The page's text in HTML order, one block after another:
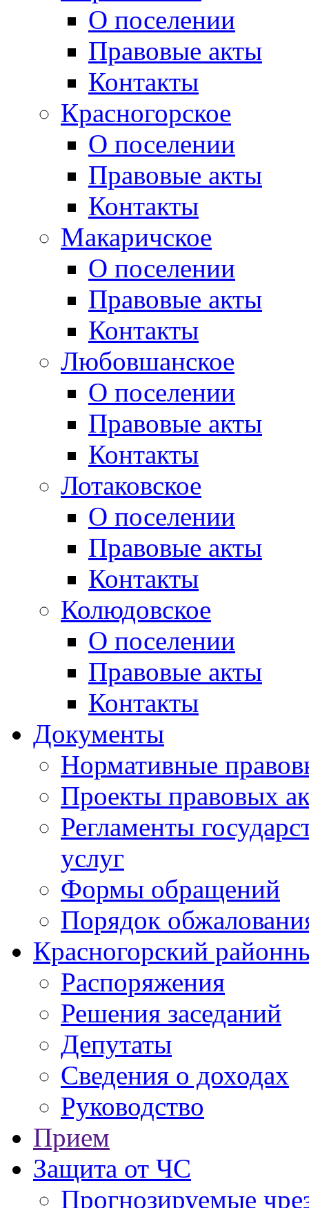
О поселении
Правовые акты
Контакты
Красногорское
О поселении
Правовые акты
Контакты
Макаричское
О поселении
Правовые акты
Контакты
Любовшанское
О поселении
Правовые акты
Контакты
Лотаковское
О поселении
Правовые акты
Контакты
Колюдовское
О поселении
Правовые акты
Контакты
Документы
Нормативные
Проекты правовых
Регламенты
услуг
Формы обращений
Порядок
Красногорский
Распоряжения
Решения заседаний
Депутаты
Сведения о доходах
Руководство
Прием
Защита от ЧС
Прогнозируемые